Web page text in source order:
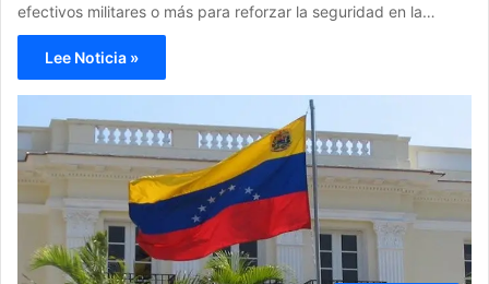
efectivos militares o más para reforzar la seguridad en la…
Lee Noticia »